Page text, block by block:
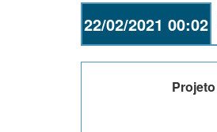
22/02/2021 00:02
Projeto